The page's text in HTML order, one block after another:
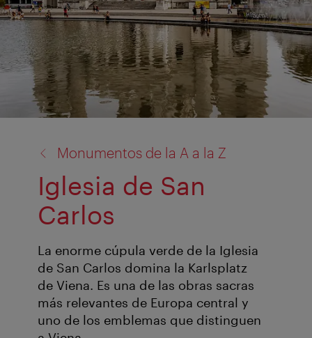
Monumentos de la A a la Z
Iglesia de San
Carlos
La enorme cúpula verde de la Iglesia
de San Carlos domina la Karlsplatz
de Viena. Es una de las obras sacras
más relevantes de Europa central y
uno de los emblemas que distinguen